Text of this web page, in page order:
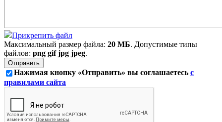
Прикрепить файл
Максимальный размер файла: 20 МБ. Допустимые типы
файлов: png gif jpg jpeg.
Нажимая кнопку «Отправить» вы соглашаетесь с
правилами сайта